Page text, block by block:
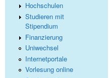
Hochschulen
Studieren mit
Stipendium
Finanzierung
Uniwechsel
Internetportale
Vorlesung online